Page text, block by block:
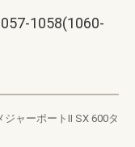
1058(1060-
ジャーポートII SX 600タ